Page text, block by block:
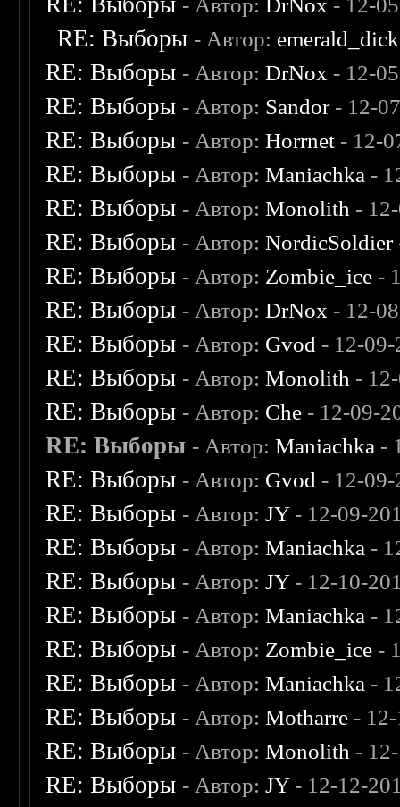
- Автор: DrNox - 12-
RE: Выборы - Автор: emerald_dick
RE: Выборы - Автор:DrNox - 12-
RE: Выборы - Автор: Sandor- 12-
RE: Выборы - Автор:Horrnet - 12-
RE: Выборы - Автор:Maniachka -
RE: Выборы - Автор:Monolith -
RE: Выборы - Автор:NordicSoldier
RE: Выборы - Автор: Zombie_ice -
RE: Выборы - Автор:DrNox - 12-
RE: Выборы - Автор: Gvod - 12-
RE: Выборы - Автор:Monolith -
RE: Выборы - Автор: Che - 12-09-
RE: Выборы - Автор:Maniachka -
RE: Выборы - Автор: Gvod - 12-
RE: Выборы - Автор:JY- 12-09-
RE: Выборы - Автор:Maniachka -
RE: Выборы - Автор:JY- 12-10-
RE: Выборы - Автор:Maniachka -
RE: Выборы - Автор: Zombie_ice -
RE: Выборы - Автор:Maniachka -
RE: Выборы - Автор:Motharre -
RE: Выборы - Автор:Monolith -
RE: Выборы - Автор:JY- 12-12-